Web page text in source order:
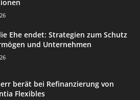
Ehe endet: Strategien zum Schutz
und Unternehmen
berät bei Refinanzierung von
Flexibles